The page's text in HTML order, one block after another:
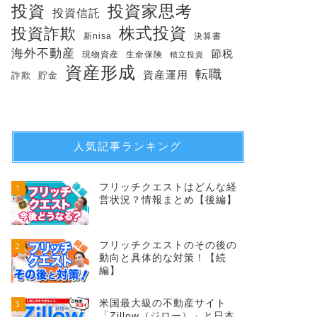
投資 投資信託
投資家思考
投資詐欺
新nisa 株式投資 決算書
海外不動産 現物資産 生命保険 積立投資 節税
詐欺 貯金 資産形成 資産運用 転職
人気記事ランキング
1
フリッチクエストはどんな経
営状況？情報まとめ【後編】
2
フリッチクエストのその後の
動向と具体的な対策！【続
編】
3
米国最大級の不動産サイト